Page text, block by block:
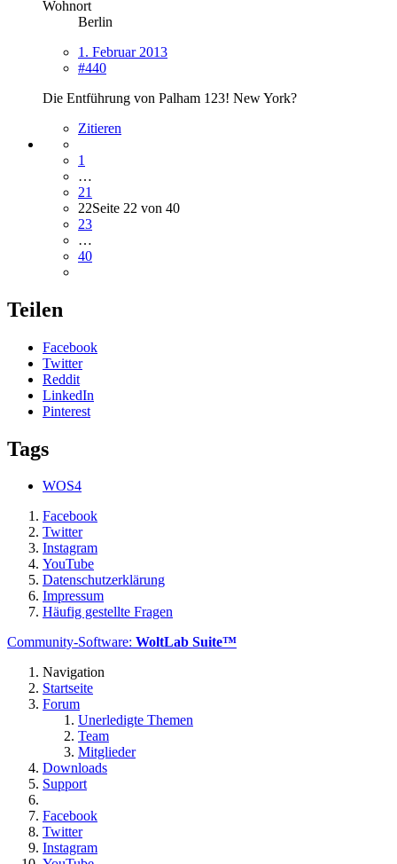
Wohnort
Berlin
1. Februar 2013
#440
Die Entführung von Palham 123! New York?
Zitieren
1
…
21
22Seite 22 von 40
23
…
40
Teilen
Facebook
Twitter
Reddit
LinkedIn
Pinterest
Tags
WOS4
Facebook
Twitter
Instagram
YouTube
Datenschutzerklärung
Impressum
Häufig gestellte Fragen
Community-Software: WoltLab Suite™
Navigation
Startseite
Forum
Unerledigte Themen
Team
Mitglieder
Downloads
Support
Facebook
Twitter
Instagram